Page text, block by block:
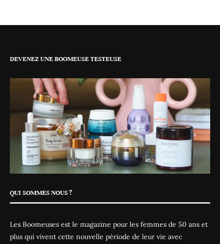
DEVENEZ UNE BOOMEUSE TESTEUSE
QUI SOMMES NOUS ?
Les Boomeuses est le magazine pour les femmes de 50 ans et
plus qui vivent cette nouvelle période de leur vie avec